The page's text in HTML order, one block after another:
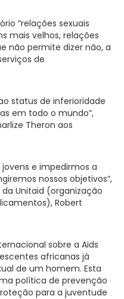
“relações sexuais
mais velhos, relações
não permite dizer não, a
de
status de inferioridade
em todo o mundo”,
Theron aos
e impedirmos a
nossos objetivos”,
Unitaid (organização
Robert
sobre a Aids
africanas já
de um homem. Esta
política de prevenção
para a juventude